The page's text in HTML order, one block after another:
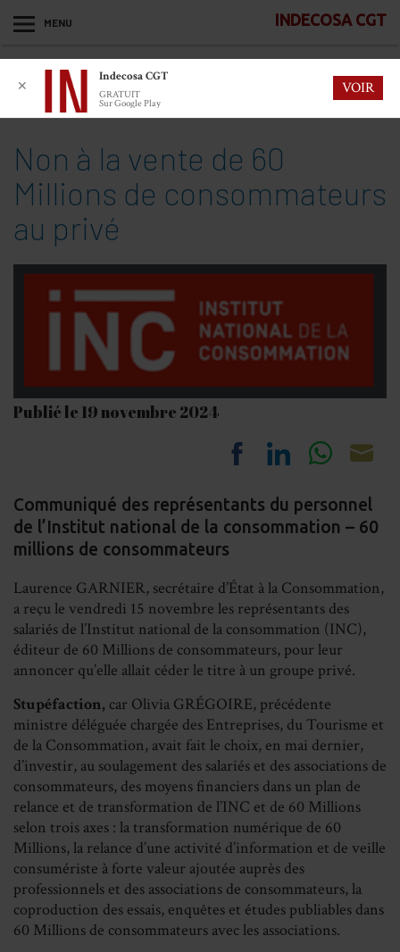
MENU INDECOSA CGT
Non à la vente de 60
Millions de consommateurs
au privé
Publié le 19 novembre 2024
on
Facebook
on
LinkedIn
on
Communiqué des représentants du personnel
de l’Institut national de la consommation – 60
millions de consommateurs
Laurence GARNIER, secrétaire d’État à la Consommation,
a reçu le vendredi 15 novembre les représentants des
salariés de l’Institut national de la consommation (INC),
éditeur de 60 Millions de consommateurs, pour leur
annoncer qu’elle allait céder le titre à un groupe privé.
Stupéfaction, car Olivia GRÉGOIRE, précédente
ministre déléguée chargée des Entreprises, du Tourisme et
de la Consommation, avait fait le choix, en mai dernier,
d’investir, au soulagement des salariés et des associations de
consommateurs, des moyens financiers dans un plan de
relance et de transformation de l’INC et de 60 Millions
selon trois axes : la transformation numérique de 60
Millions, la relance d’une activité d’information et de veille
consumériste à forte valeur ajoutée auprès des
professionnels et des associations de consommateurs, la
coproduction des essais, enquêtes et études publiables dans
60 Millions de consommateurs avec les associations.
✕
Indecosa CGT
GRATUIT
Sur Google Play
VOIR